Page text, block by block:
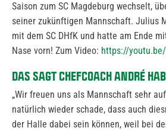
Saison zum SC Magdeburg wechselt,
seiner zukünftigen Mannschaft. Julius
mit dem SC DHfK und hatte am Ende
Nase vorn! Zum Video: https://
DAS SAGT CHEFCOACH ANDRÉ
„Wir freuen uns als Mannschaft sehr
natürlich wieder schade, dass auch
der Halle dabei sein können, weil bei